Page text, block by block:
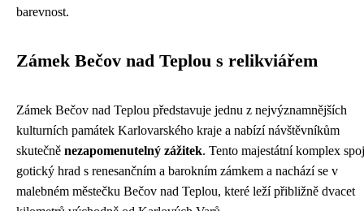
barevnost.
Zámek Bečov nad Teplou s relikviářem
Zámek Bečov nad Teplou představuje jednu z nejvýznamnějších
kulturních památek Karlovarského kraje a nabízí návštěvníkům
skutečně nezapomenutelný zážitek. Tento majestátní komplex
gotický hrad s renesančním a barokním zámkem a nachází se v
malebném městečku Bečov nad Teplou, které leží přibližně dvacet